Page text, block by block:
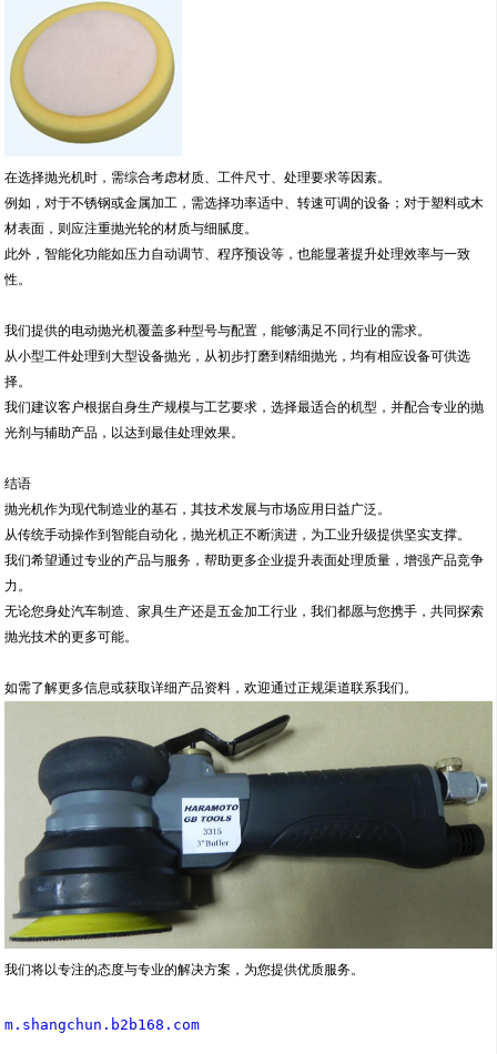
在选择抛光机时，需综合考虑材质、工件尺寸、处理要求等因素。
例如，对于不锈钢或金属加工，需选择功率适中、转速可调的设备；对于塑料或木
材表面，则应注重抛光轮的材质与细腻度。
此外，智能化功能如压力自动调节、程序预设等，也能显著提升处理效率与一致
性。
我们提供的电动抛光机覆盖多种型号与配置，能够满足不同行业的需求。
从小型工件处理到大型设备抛光，从初步打磨到精细抛光，均有相应设备可供选
择。
我们建议客户根据自身生产规模与工艺要求，选择最适合的机型，并配合专业的抛
光剂与辅助产品，以达到最佳处理效果。
结语
抛光机作为现代制造业的基石，其技术发展与市场应用日益广泛。
从传统手动操作到智能自动化，抛光机正不断演进，为工业升级提供坚实支撑。
我们希望通过专业的产品与服务，帮助更多企业提升表面处理质量，增强产品竞争
力。
无论您身处汽车制造、家具生产还是五金加工行业，我们都愿与您携手，共同探索
抛光技术的更多可能。
如需了解更多信息或获取详细产品资料，欢迎通过正规渠道联系我们。
我们将以专注的态度与专业的解决方案，为您提供优质服务。
m.shangchun.b2b168.com